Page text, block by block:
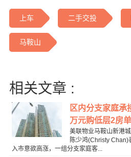
上车 二手交投
马鞍山
相关文章 :
区内分支家庭承
万元购低层2房
美联物业马鞍山新港
陈少鸿(Christy Chan)
入市意欲高涨，一组分支家庭客...